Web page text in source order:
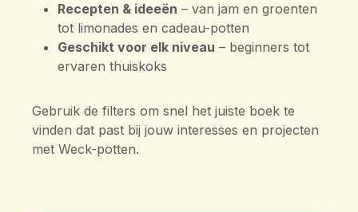
Recepten & ideeën – van jam en groenten
tot limonades en cadeau-potten
Geschikt voor elk niveau – beginners tot
ervaren thuiskoks
Gebruik de filters om snel het juiste boek te
vinden dat past bij jouw interesses en projecten
met Weck-potten.